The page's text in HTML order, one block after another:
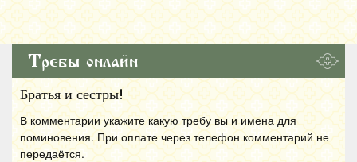
Требы онлайн
Братья и сестры!
В комментарии укажите какую требу вы и имена для
поминовения. При оплате через телефон комментарий не
передаётся.